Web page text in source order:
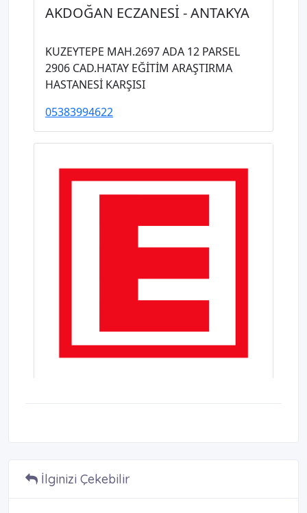
İlginizi Çekebilir